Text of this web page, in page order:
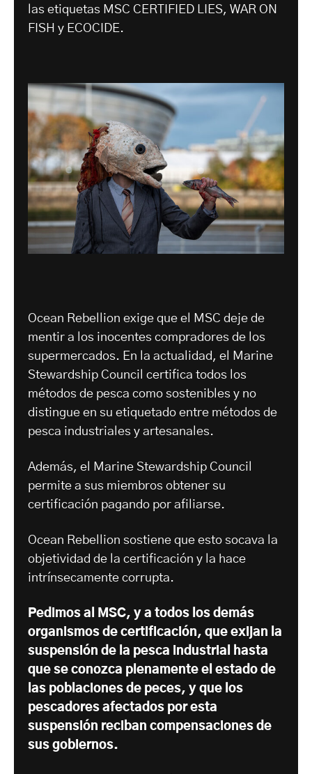
las etiquetas MSC CERTIFIED LIES, WAR ON
FISH y ECOCIDE.
Ocean Rebellion exige que el MSC deje de
mentir a los inocentes compradores de los
supermercados. En la actualidad, el Marine
Stewardship Council certifica todos los
métodos de pesca como sostenibles y no
distingue en su etiquetado entre métodos de
pesca industriales y artesanales.
Además, el Marine Stewardship Council
permite a sus miembros obtener su
certificación pagando por afiliarse.
Ocean Rebellion sostiene que esto socava la
objetividad de la certificación y la hace
intrínsecamente corrupta.
Pedimos al MSC, y a todos los demás
organismos de certificación, que exijan la
suspensión de la pesca industrial hasta
que se conozca plenamente el estado de
las poblaciones de peces, y que los
pescadores afectados por esta
suspensión reciban compensaciones de
sus gobiernos.